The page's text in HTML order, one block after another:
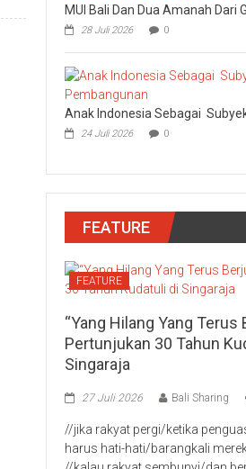
MUI Bali Dan Dua Amanah Dari
28 Juli 2026 0
Anak Indonesia Sebagai
24 Juli 2026 0
FEATURE
FEATURE
“Yang Hilang Yang Terus
Pertunjukan 30 Tahun
Singaraja
27 Juli 2026 Bali Sharing
//jika rakyat pergi/ketika
harus hati-hati/barangkali